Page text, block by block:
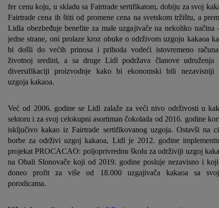
fer cenu koju, u skladu sa Fairtrade sertifikatom, dobiju za svoj
Fairtrade cena ih štiti od promene cena na svetskom tržištu, a
Lidla obezbeđuje benefite za male uzgajivače na nekoliko načina
jedne strane, oni prolaze kroz obuke o održivom uzgoju kakaoa
bi došli do većih prinosa i prihoda vodeći istovremeno
životnoj sredini, a sa druge Lidl podržava članove udruženja
diversifikaciji proizvodnje kako bi ekonomski bili nezavisniji
uzgoja kakaoa.
Već od 2006. godine se Lidl zalaže za veći nivo održivosti u
sektoru i za svoj celokupni asortiman čokolada od 2016. godine
isključivo kakao iz Fairtrade sertifikovanog uzgoja. Ostavši na
borbe za održivi uzgoj kakaoa, Lidl je 2012. godine
projekat PROCACAO: poljoprivrednu školu za održiviji uzgoj
na Obali Slonovače koji od 2019. godine posluje nezavisno i
doneo profit za više od 18.000 uzgajivača kakaoa sa
porodicama.